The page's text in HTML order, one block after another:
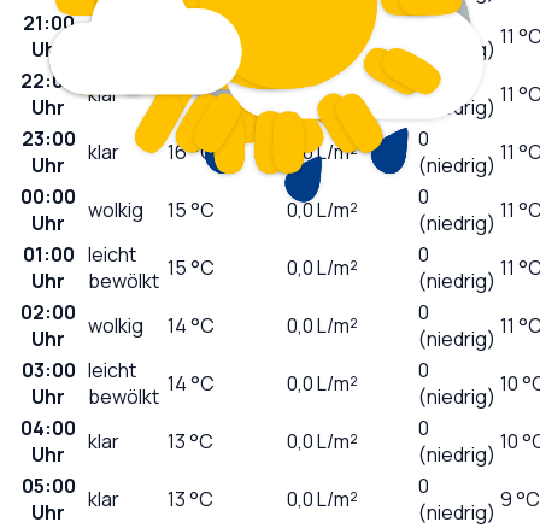
21:00
Uhr
0
(niedrig) 11
22:00
Uhr
klar 18°C 0,0L/m²
(niedrig) 11
23:00
Uhr
klar 16°C 0,0L/m²
0
(niedrig) 11
00:00
Uhr
wolkig 15°C 0,0L/m²
0
(niedrig) 11
01:00
Uhr
leicht
bewölkt 15°C 0,0L/m²
0
(niedrig) 11
02:00
Uhr
wolkig 14°C 0,0L/m²
0
(niedrig) 11
03:00
Uhr
leicht
bewölkt 14°C 0,0L/m²
0
(niedrig) 10
04:00
Uhr
klar 13°C 0,0L/m²
0
(niedrig) 10
05:00
Uhr
klar 13°C 0,0L/m²
0
(niedrig) 9 °C